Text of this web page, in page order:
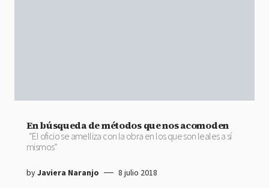
En búsqueda de métodos que nos acomoden
“El oficio se amelliza con la obra en los que son leales a sí
mismos”
byJaviera Naranjo 8 julio 2018